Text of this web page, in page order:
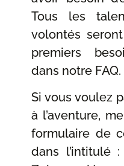
Tous les
volontés
premiers
dans notre FAQ.
Si vous voulez
à l’aventure,
formulaire de
dans l’intitulé